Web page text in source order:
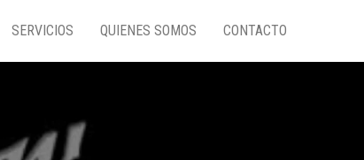
SERVICIOS QUIENES SOMOS CONTACTO